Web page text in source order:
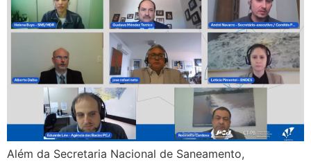
Além da Secretaria Nacional de Saneamento,